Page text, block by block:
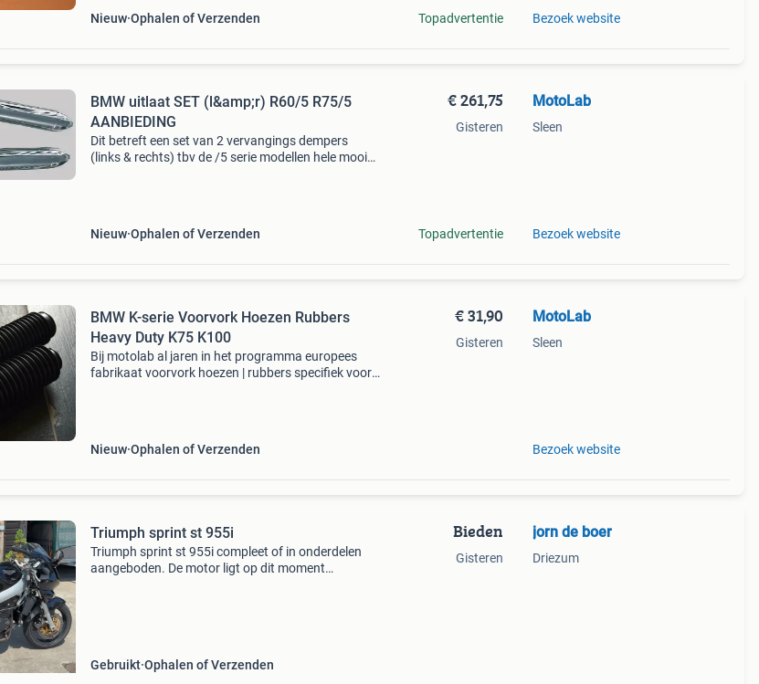
Nieuw Ophalen of Verzenden Topadvertentie Bezoek website
BMW uitlaat SET (l&amp;r) R60/5 R75/5
AANBIEDING
Dit betreft een set van 2 vervangings dempers
(links & rechts) tbv de /5 serie modellen hele mooie
Nieuw Ophalen of Verzenden
€ 261,75
Gisteren
Topadvertentie
MotoLab
Sleen
Bezoek website
BMW K-serie Voorvork Hoezen Rubbers
Heavy Duty K75 K100
Bij motolab al jaren in het programma europees
fabrikaat voorvork hoezen | rubbers specifiek voor
Nieuw Ophalen of Verzenden
€ 31,90
Gisteren
MotoLab
Sleen
Bezoek website
Triumph sprint st 955i
Triumph sprint st 955i compleet of in onderdelen
aangeboden. De motor ligt op dit moment
Gebruikt Ophalen of Verzenden
Bieden
Gisteren
jorn de boer
Driezum